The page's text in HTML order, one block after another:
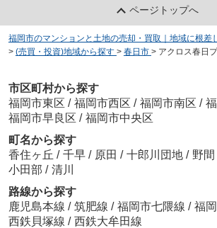
ページトップへ
福岡市のマンションと土地の売却・買取｜地域に根差
> (売買・投資)地域から探す > 春日市 > アクロス春日
市区町村から探す
福岡市東区 / 福岡市西区 / 福岡市南区 /
福岡市早良区 / 福岡市中央区
町名から探す
香住ヶ丘 / 千早 / 原田 / 十郎川団地 / 野間
小田部 / 清川
路線から探す
鹿児島本線 / 筑肥線 / 福岡市七隈線 / 福
西鉄貝塚線 / 西鉄大牟田線